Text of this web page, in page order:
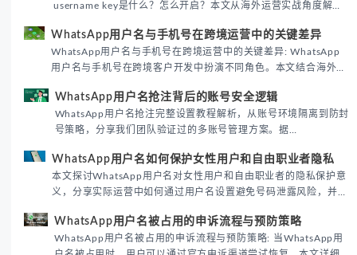
username key是什么？怎么开启？本文从海外运营实战角度解析
境团队高效触达目标客户。
WhatsApp用户名与手机号在跨境运营中的关键差异
WhatsApp用户名与手机号在跨境运营中的关键差异: WhatsApp
用户名与手机号在跨境客户开发中扮演不同角色。本文结合海外私
实际差异，帮助团队优化WhatsApp营销策略。
WhatsApp用户名抢注背后的账号安全逻辑
WhatsApp用户名抢注完整设置教程解析，从账号环境隔离到防封
号策略，分享我们团队验证过的多账号管理方案。据
定性直接影响转化率。
WhatsApp用户名如何保护女性用户和自由职业者隐私
本文探讨WhatsApp用户名对女性用户和自由职业者的隐私保护意
义，分享实际运营中如何通过用户名设置避免号码泄露风险，并提
已成为全球数字沟通的首要考量。
WhatsApp用户名被占用的申诉流程与预防策略
WhatsApp用户名被占用的申诉流程与预防策略: 当WhatsApp用